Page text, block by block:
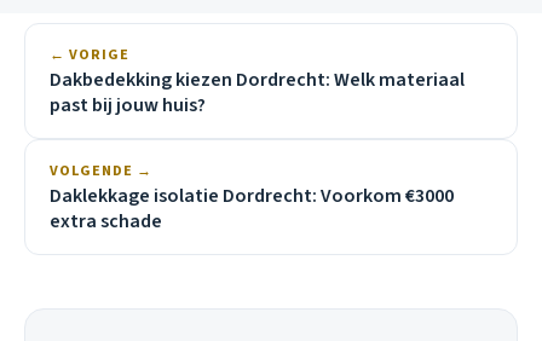
← VORIGE
Dakbedekking kiezen Dordrecht: Welk materiaal
past bij jouw huis?
VOLGENDE →
Daklekkage isolatie Dordrecht: Voorkom €3000
extra schade